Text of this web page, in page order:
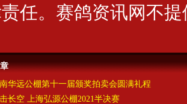
任。赛鸽资讯网不
华远公棚第十一届颁奖拍卖会圆满礼程
长空 上海弘源公棚2021半决赛